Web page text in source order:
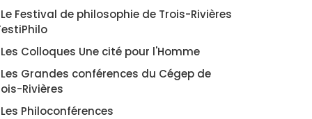
Le Festival de philosophie de Trois-Rivières
Les Colloques Une cité pour l'Homme
Les Grandes conférences du Cégep de
Rivières
Les Philoconférences